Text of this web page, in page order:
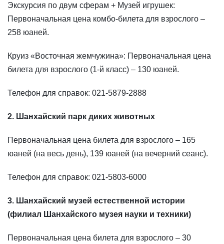
Экскурсия по двум сферам + Музей игрушек:
Первоначальная цена комбо-билета для взрослого –
258 юаней.
Круиз «Восточная жемчужина»: Первоначальная цена
билета для взрослого (1-й класс) – 130 юаней.
Телефон для справок: 021-5879-2888
2. Шанхайский парк диких животных
Первоначальная цена билета для взрослого – 165
юаней (на весь день), 139 юаней (на вечерний сеанс).
Телефон для справок: 021-5803-6000
3. Шанхайский музей естественной истории
(филиал Шанхайского музея науки и техники)
Первоначальная цена билета для взрослого – 30